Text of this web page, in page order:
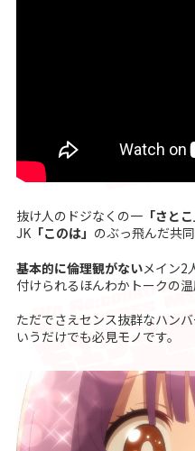
抜け人のドジなくの一 「さとこ
JK 「このは」 のぶっ飛んだ
基本的に倫理観がないメイン2
付けられるほんわかトークの
ただでさえセンス抜群なハン
いうだけでも必見モノです。